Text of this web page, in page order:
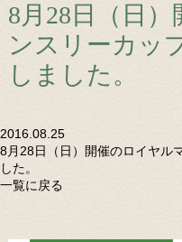
8月28日（日
ンスリーカッ
しました。
2016.08.25
8月28日（日）開催のロイヤル
した。
一覧に戻る